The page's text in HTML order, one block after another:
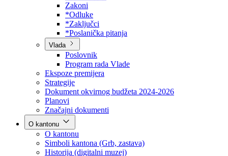
Poslovnik
Program rada Skupštine
Budžet 2026
Zakoni
*Odluke
*Zaključci
*Poslanička pitanja
Vlada
Poslovnik
Program rada Vlade
Ekspoze premijera
Strategije
Dokument okvirnog budžeta 2024-2026
Planovi
Značajni dokumenti
O kantonu